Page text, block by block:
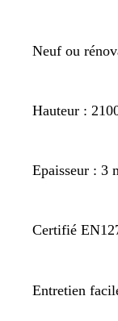
Neuf ou
Hauteur :
Epaisseur : 3
Certifié
Entretien